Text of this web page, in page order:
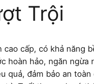
Trội
cấp, có khả năng
hoàn hảo, ngăn
đảm bảo an